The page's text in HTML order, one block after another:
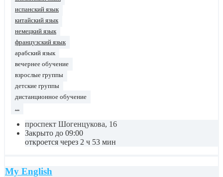
испанский язык
китайский язык
немецкий язык
французский язык
арабский язык
вечернее обучение
взрослые группы
детские группы
дистанционное обучение
...
проспект Шогенцукова, 16
Закрыто до 09:00
откроется через 2 ч 53 мин
My English